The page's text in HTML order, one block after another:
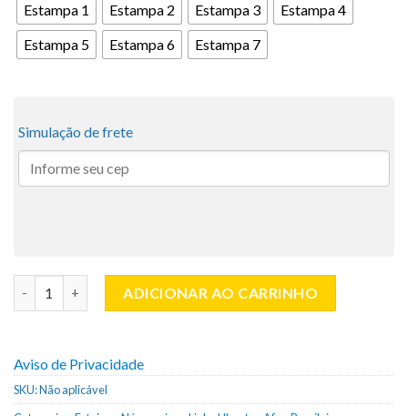
Estampa 1 Estampa 2 Estampa 3
Estampa 4
Estampa 5
Estampa 6 Estampa 7
Simulação de frete
ADICIONAR AO CARRINHO
Aviso de Privacidade
SKU:Não aplicável